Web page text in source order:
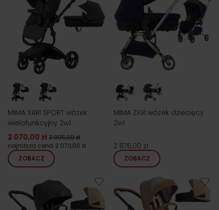
MIMA XARI SPORT wózek
wielofunkcyjny 2w1
2 070,00 zł 3 995,00 zł
najniższa cena 2 070,00 zł
ZOBACZ
MIMA ZIGI wózek dziecięcy
2w1
2 876,00 zł
ZOBACZ